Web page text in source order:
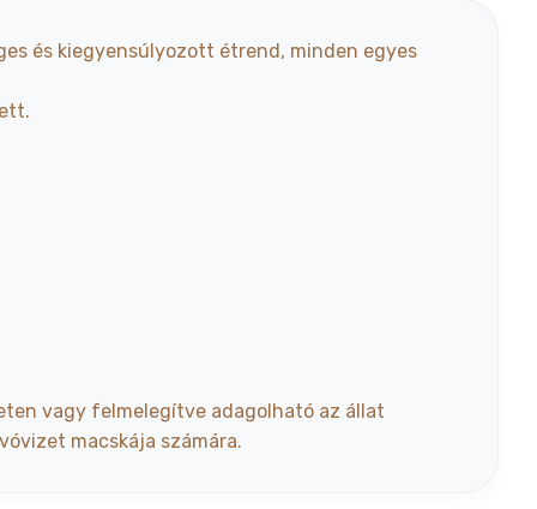
és kiegyensúlyozott étrend, minden egyes
vagy felmelegítve adagolható az állat
macskája számára.